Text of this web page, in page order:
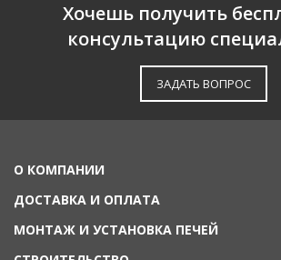
Хочешь получить
консультацию
ЗАДАТЬ ВОПРОС
О КОМПАНИИ
ДОСТАВКА И ОПЛАТА
МОНТАЖ И УСТАНОВКА ПЕЧЕЙ